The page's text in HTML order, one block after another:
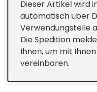
Dieser Artikel wird
automatisch über
Verwendungstelle
Die Spedition
Ihnen, um mit
vereinbaren.